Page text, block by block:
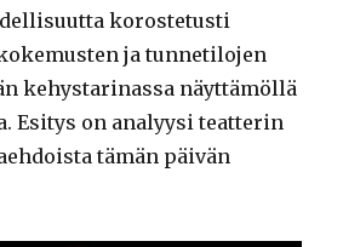
korostetusti
ja tunnetilojen
kehystarinassa näyttämöllä
Esitys on analyysi teatterin
tämän päivän